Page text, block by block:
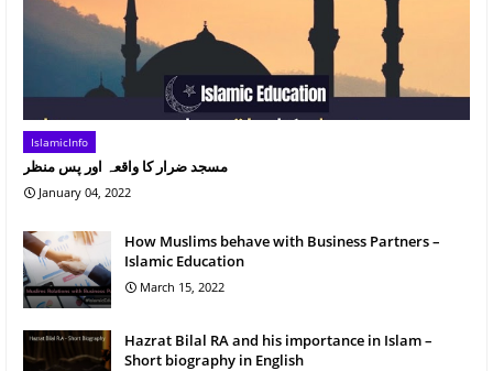
IslamicInfo
مسجد ضرار کا واقعہ اور پس منظر
January 04, 2022
How Muslims behave with Business Partners –
Islamic Education
March 15, 2022
Hazrat Bilal RA and his importance in Islam –
Short biography in English